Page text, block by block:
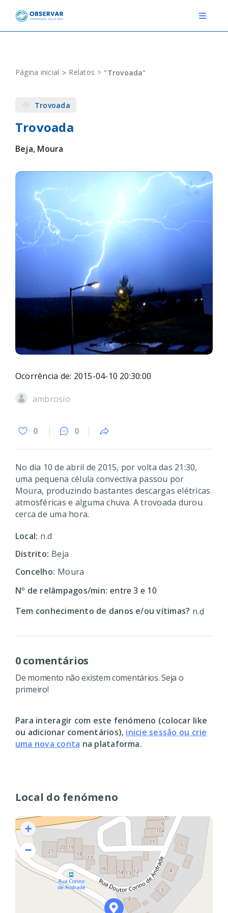
content
Toggle
EVENTOS
DEFINIÇÕES
F.A.Q.
Novo relato
Página inicial Relatos "Trovoada"
Local do fenómeno
+
−
Trovoada
Trovoada
Beja, Moura
Ocorrência de: 2015-04-10 20:30:00
ambrosio
0 0
No dia 10 de abril de 2015, por volta das 21:30,
uma pequena célula convectiva passou por
Moura, produzindo bastantes descargas elétricas
atmosféricas e alguma chuva. A trovoada durou
cerca de uma hora.
Local: n.d
Distrito: Beja
Concelho: Moura
Nº de relâmpagos/min: entre 3 e 10
Tem conhecimento de danos e/ou vítimas? n.d
0 comentários
De momento não existem comentários. Seja o
primeiro!
Para interagir com este fenómeno (colocar like
ou adicionar comentários), inicie sessão ou crie
uma nova conta na plataforma.